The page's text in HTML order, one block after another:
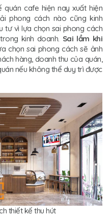
cafe hiện nay xuất hiện
phong cách nào cũng kinh
tư vì lựa chọn sai phong cách
kinh doanh. Sai lầm khi
chọn sai phong cách sẽ ảnh
hàng, doanh thu của quán,
nếu không thể duy trì được
thiết kế thu hút